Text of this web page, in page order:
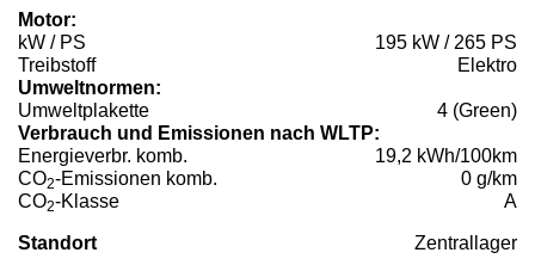
Motor:
kW / PS
195 kW / 265 PS
Treibstoff
Elektro
Umweltnormen:
Umweltplakette
4 (Green)
Verbrauch und Emissionen nach WLTP:
Energieverbr. komb.
19,2 kWh/100km
CO2-Emissionen komb.
0 g/km
CO2-Klasse A
Standort Zentrallager